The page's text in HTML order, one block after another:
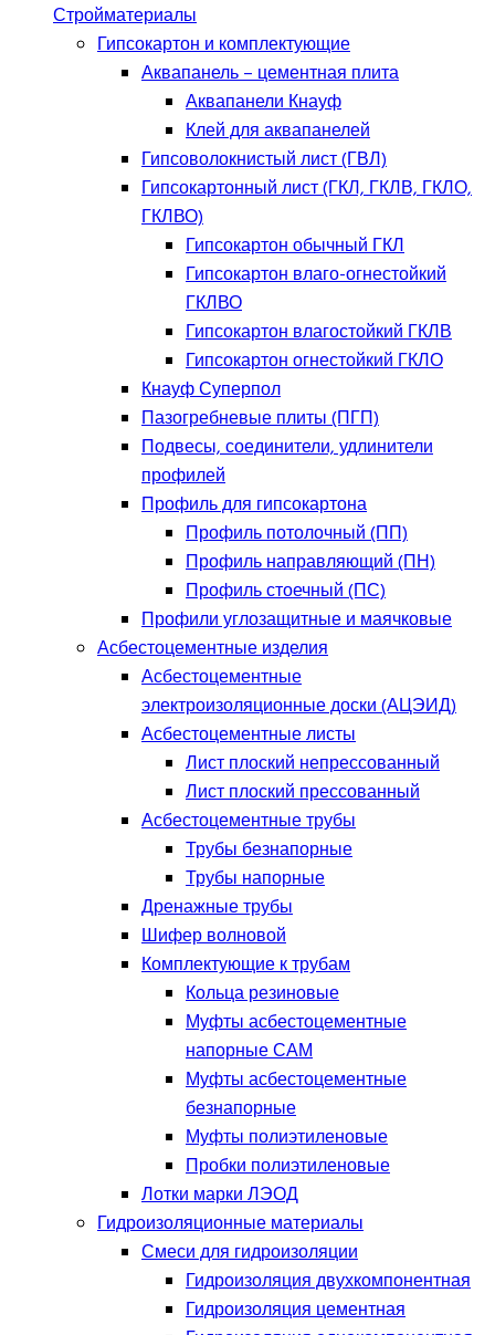
Стройматериалы
Гипсокартон и комплектующие
Аквапанель – цементная плита
Аквапанели Кнауф
Клей для аквапанелей
Гипсоволокнистый лист (ГВЛ)
Гипсокартонный лист (ГКЛ, ГКЛВ, ГКЛО,
ГКЛВО)
Гипсокартон обычный ГКЛ
Гипсокартон влаго-огнестойкий
ГКЛВО
Гипсокартон влагостойкий ГКЛВ
Гипсокартон огнестойкий ГКЛО
Кнауф Суперпол
Пазогребневые плиты (ПГП)
Подвесы, соединители, удлинители
профилей
Профиль для гипсокартона
Профиль потолочный (ПП)
Профиль направляющий (ПН)
Профиль стоечный (ПС)
Профили углозащитные и маячковые
Асбестоцементные изделия
Асбестоцементные
электроизоляционные доски (АЦЭИД)
Асбестоцементные листы
Лист плоский непрессованный
Лист плоский прессованный
Асбестоцементные трубы
Трубы безнапорные
Трубы напорные
Дренажные трубы
Шифер волновой
Комплектующие к трубам
Кольца резиновые
Муфты асбестоцементные
напорные САМ
Муфты асбестоцементные
безнапорные
Муфты полиэтиленовые
Пробки полиэтиленовые
Лотки марки ЛЭОД
Гидроизоляционные материалы
Смеси для гидроизоляции
Гидроизоляция двухкомпонентная
Гидроизоляция цементная